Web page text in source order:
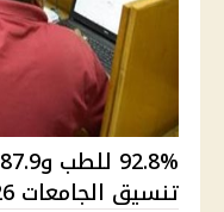
تنسيق الجامعات 2026 وأماكن المرحلة ...